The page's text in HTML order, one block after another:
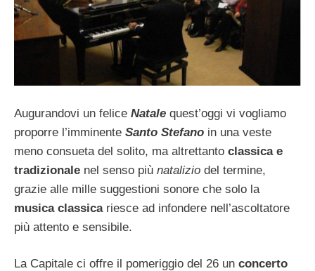
Augurandovi un felice Natale quest’oggi vi vogliamo
proporre l’imminente Santo Stefano in una veste
meno consueta del solito, ma altrettanto classica e
tradizionale nel senso più natalizio del termine,
grazie alle mille suggestioni sonore che solo la
musica classicariesce ad infondere nell’ascoltatore
più attento e sensibile.
La Capitale ci offre il pomeriggio del 26 un concerto